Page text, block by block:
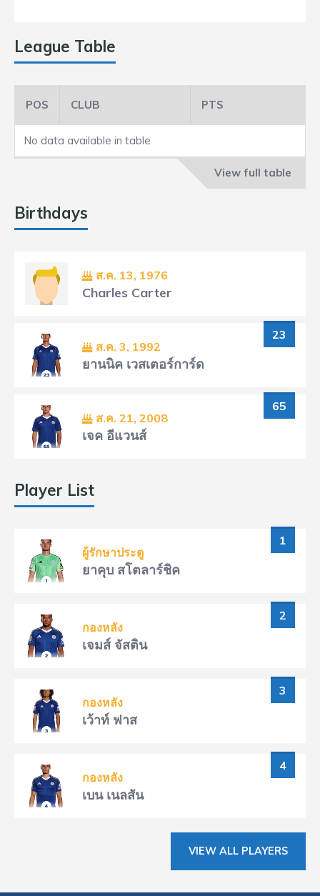
League Table
POS CLUB PTS
No data available in table
View full table
Birthdays
ส.ค. 13, 1976
Charles Carter
23
ส.ค. 3, 1992
ยานนิค เวสเตอร์การ์ด
65
ส.ค. 21, 2008
เจค อีแวนส์
Player List
1
ผู้รักษาประตู
ยาคุบ สโตลาร์ชิค
2
กองหลัง
เจมส์ จัสติน
3
กองหลัง
เว้าท์ ฟาส
4
กองหลัง
เบน เนลสัน
VIEW ALL PLAYERS